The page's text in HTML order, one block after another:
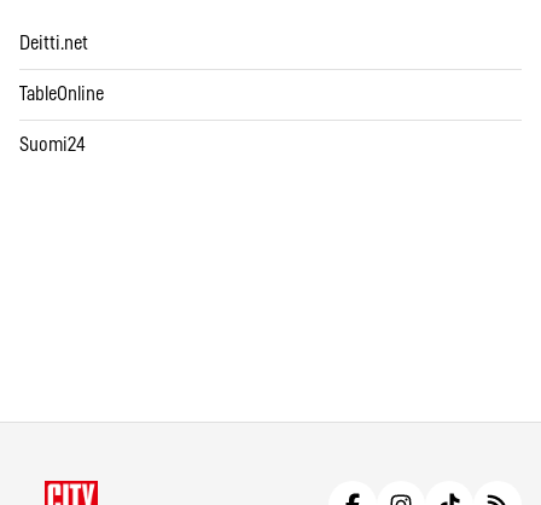
Deitti.net
TableOnline
Suomi24